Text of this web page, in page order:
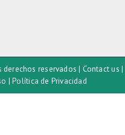
derechos reservados | Contact us |
|Política de Privacidad